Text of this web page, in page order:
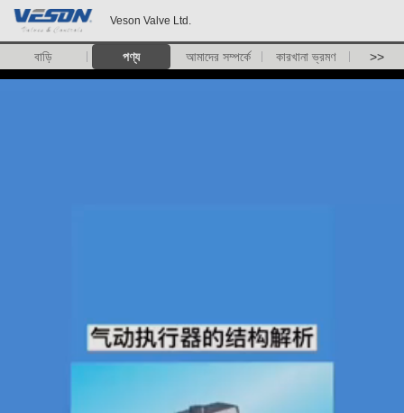
Veson Valve Ltd.
বাড়ি পণ্য আমাদের সম্পর্কে কারখানা ভ্রমণ >>